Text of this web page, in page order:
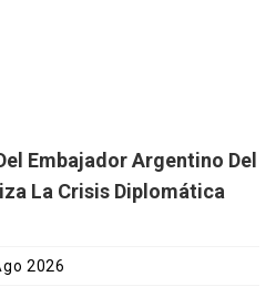
Embajador Argentino Del
La Crisis Diplomática
2026